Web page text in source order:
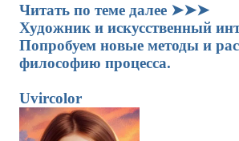
Читать по теме далее ➤➤➤
Художник и искусственный
Попробуем новые методы и
философию процесса.
Uvircolor